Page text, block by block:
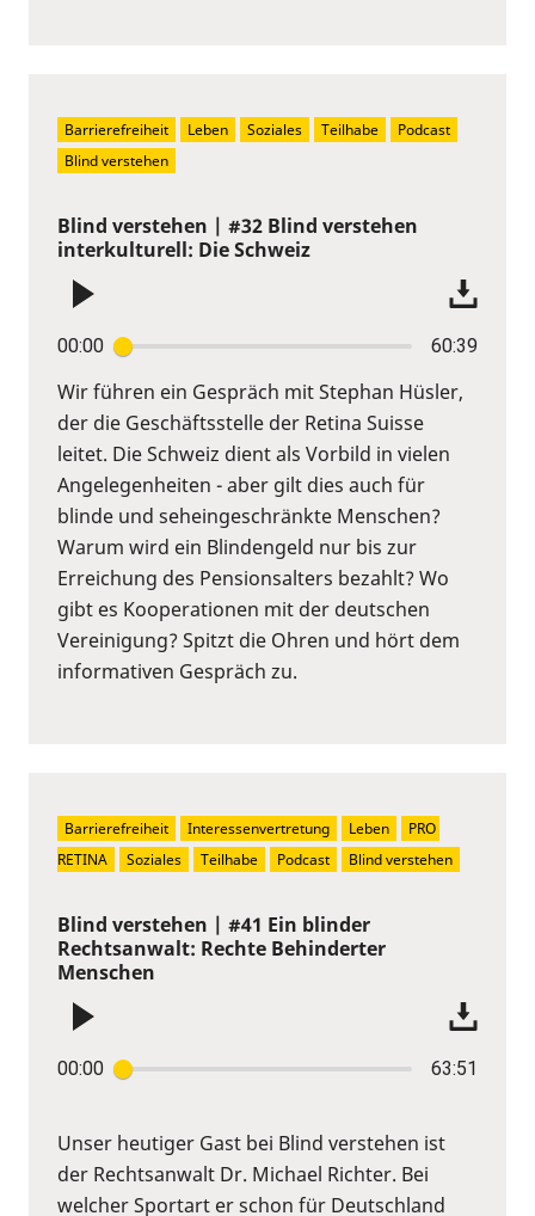
Blind verstehen | #32 Blind verstehen
interkulturell: Die Schweiz
00:00 60:39
Wir führen ein Gespräch mit Stephan Hüsler,
der die Geschäftsstelle der Retina Suisse
leitet. Die Schweiz dient als Vorbild in vielen
Angelegenheiten - aber gilt dies auch für
blinde und seheingeschränkte Menschen?
Warum wird ein Blindengeld nur bis zur
Erreichung des Pensionsalters bezahlt? Wo
gibt es Kooperationen mit der deutschen
Vereinigung? Spitzt die Ohren und hört dem
informativen Gespräch zu.
Barrierefreiheit Leben Soziales Teilhabe
Podcast
Blind verstehen
Blind verstehen | #41 Ein blinder
Rechtsanwalt: Rechte Behinderter
Menschen
00:00 63:51
Unser heutiger Gast bei Blind verstehen ist
der Rechtsanwalt Dr. Michael Richter. Bei
welcher Sportart er schon für Deutschland
Barrierefreiheit Interessenvertretung Leben
PRO
RETINA
Soziales Teilhabe Podcast Blind verstehen